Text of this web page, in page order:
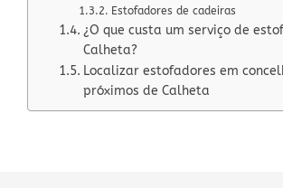
Estofadores de cadeiras
¿O que custa um serviço de
Calheta?
Localizar estofadores em
próximos de Calheta